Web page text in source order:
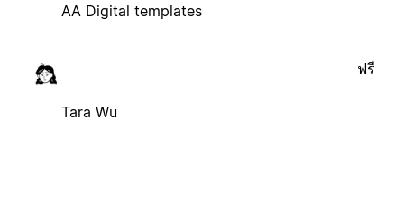
AA Digital templates
Tara Wu
ฟรี